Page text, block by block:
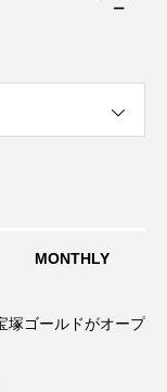
ー
MONTHLY
塚ゴールドがオープ